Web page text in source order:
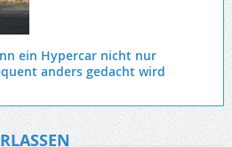
ein Hypercar nicht nur
anders gedacht wird